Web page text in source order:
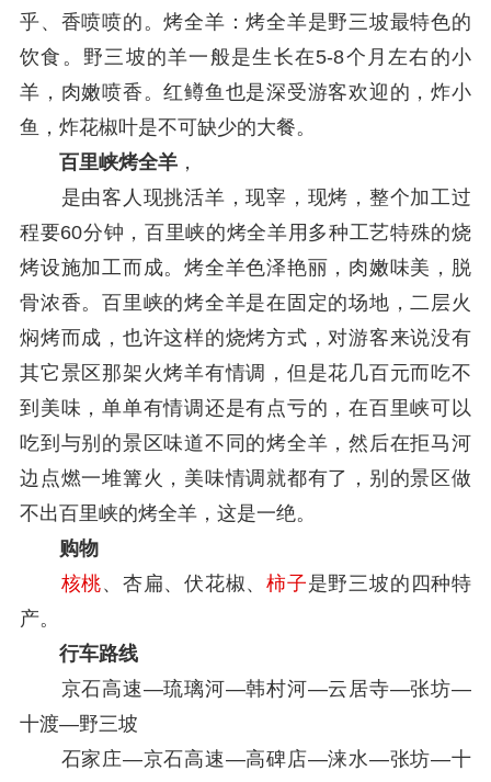
乎、香喷喷的。烤全羊：烤全羊是野三坡最特色的
饮食。野三坡的羊一般是生长在5-8个月左右的小
羊，肉嫩喷香。红鳟鱼也是深受游客欢迎的，炸小
鱼，炸花椒叶是不可缺少的大餐。
百里峡烤全羊 ，
是由客人现挑活羊，现宰，现烤，整个加工过
程要60分钟，百里峡的烤全羊用多种工艺特殊的烧
烤设施加工而成。烤全羊色泽艳丽，肉嫩味美，脱
骨浓香。百里峡的烤全羊是在固定的场地，二层火
焖烤而成，也许这样的烧烤方式，对游客来说没有
其它景区那架火烤羊有情调，但是花几百元而吃不
到美味，单单有情调还是有点亏的，在百里峡可以
吃到与别的景区味道不同的烤全羊，然后在拒马河
边点燃一堆篝火，美味情调就都有了，别的景区做
不出百里峡的烤全羊，这是一绝。
购物
核桃、杏扁、伏花椒、柿子是野三坡的四种特
产。
行车路线
京石高速—琉璃河—韩村河—云居寺—张坊—
十渡—野三坡
石家庄—京石高速—高碑店—涞水—张坊—十